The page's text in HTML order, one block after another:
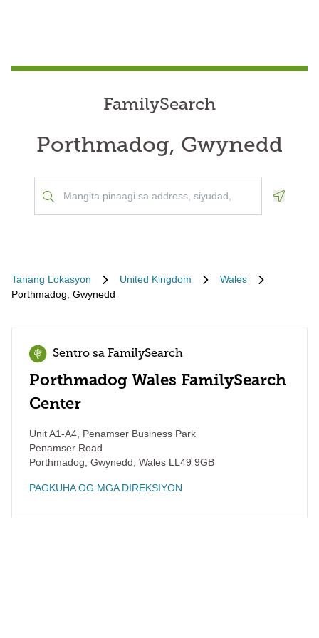
FamilySearch
Porthmadog, Gwynedd
Tanang Lokasyon United Kingdom
Wales
Porthmadog, Gwynedd
Sentro sa FamilySearch
Porthmadog Wales FamilySearch
Center
Unit A1-A4, Penamser Business Park
Penamser Road
Porthmadog, Gwynedd Wales LL49 9GB
PAGKUHA OG MGA DIREKSIYON